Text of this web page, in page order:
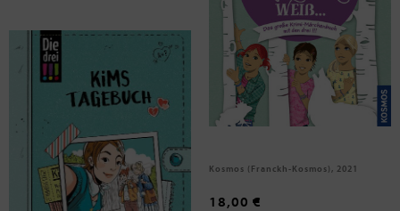
Flammang, Sina
Die drei !!!, Kims Tagebuch
Franckh-Kosmos, 2019
15,00 €
Die drei !!!, Ach, wie gut, dass
niemand weiß ...
Kosmos (Franckh-Kosmos), 2021
18,00 €